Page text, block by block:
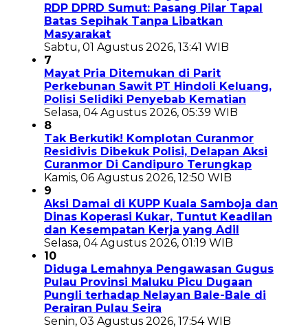
RDP DPRD Sumut: Pasang Pilar Tapal
Batas Sepihak Tanpa Libatkan
Masyarakat
Sabtu, 01 Agustus 2026, 13:41 WIB
7
Mayat Pria Ditemukan di Parit
Perkebunan Sawit PT Hindoli Keluang,
Polisi Selidiki Penyebab Kematian
Selasa, 04 Agustus 2026, 05:39 WIB
8
Tak Berkutik! Komplotan Curanmor
Residivis Dibekuk Polisi, Delapan Aksi
Curanmor Di Candipuro Terungkap
Kamis, 06 Agustus 2026, 12:50 WIB
9
Aksi Damai di KUPP Kuala Samboja dan
Dinas Koperasi Kukar, Tuntut Keadilan
dan Kesempatan Kerja yang Adil
Selasa, 04 Agustus 2026, 01:19 WIB
10
Diduga Lemahnya Pengawasan Gugus
Pulau Provinsi Maluku Picu Dugaan
Pungli terhadap Nelayan Bale-Bale di
Perairan Pulau Seira
Senin, 03 Agustus 2026, 17:54 WIB